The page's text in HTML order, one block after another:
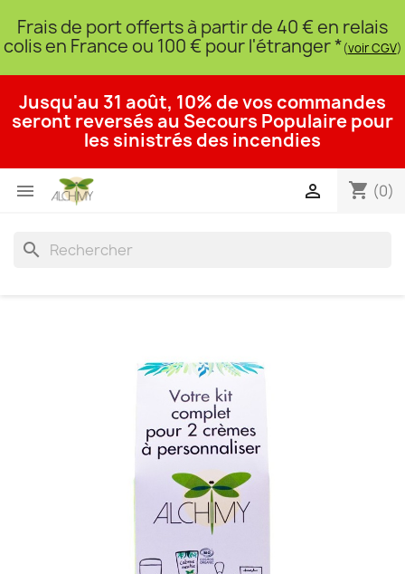
Frais de port offerts à partir de 40 € en relais
colis en France ou 100 € pour l'étranger *(voir CGV)
Jusqu'au 31 août, 10% de vos commandes
seront reversés au Secours Populaire pour
les sinistrés des incendies
 shopping_cart (0)

search